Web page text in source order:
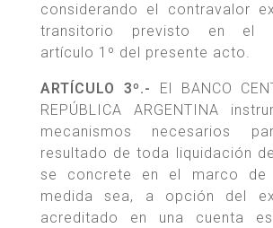
considerando el contravalor
transitorio previsto en el
artículo 1º del presente acto.
ARTÍCULO 3º.- El BANCO
REPÚBLICA ARGENTINA
mecanismos necesarios
resultado de toda liquidación
se concrete en el marco de
medida sea, a opción del
acreditado en una cuenta